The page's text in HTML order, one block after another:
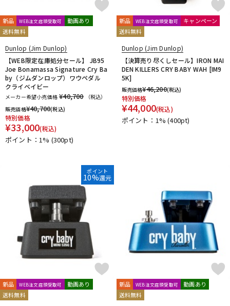
新品 WEB注文店頭受取可
動画あり
送料無料
Dunlop (Jim Dunlop)
【WEB限定在庫処分セール】 JB95
Joe Bonamassa Signature Cry Ba
by（ジムダンロップ）ワウペダル
クライベイビー
メーカー希望小売価格 ¥40,700
（税込）
販売価格¥40,700(税込)
特別価格
¥33,000(税込)
ポイント：1% (300pt)
新品 WEB注文店頭受取可
キャンペーン
送料無料
Dunlop (Jim Dunlop)
【決算売り尽くしセール】IRON MAI
DEN KILLERS CRY BABY WAH [IM9
5K]
販売価格¥46,200(税込)
特別価格
¥44,000(税込)
ポイント：1%(400pt)
ポイント
10%還元
新品 WEB注文店頭受取可
動画あり
送料無料
新品 WEB注文店頭受取可
動画あり
送料無料